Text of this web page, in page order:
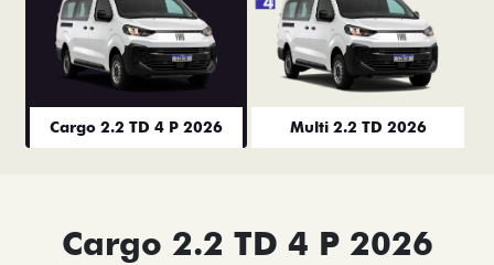
Cargo 2.2 TD 4 P 2026 Multi 2.2 TD 2026
Cargo 2.2 TD 4 P 2026